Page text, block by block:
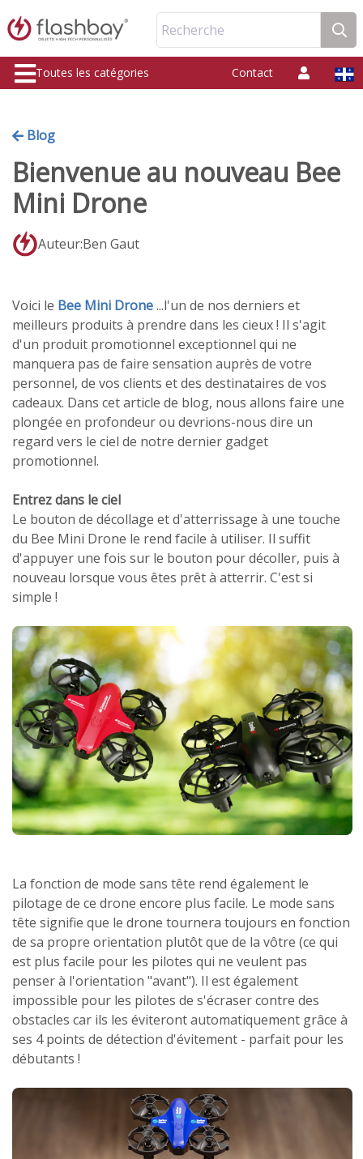
Recherche
Toutes les catégories Contact
Blog
Bienvenue au nouveau Bee
Mini Drone
Auteur:Ben Gaut
Voici le Bee Mini Drone...l'un de nos derniers et
meilleurs produits à prendre dans les cieux ! Il s'agit
d'un produit promotionnel exceptionnel qui ne
manquera pas de faire sensation auprès de votre
personnel, de vos clients et des destinataires de vos
cadeaux. Dans cet article de blog, nous allons faire une
plongée en profondeur ou devrions-nous dire un
regard vers le ciel de notre dernier gadget
promotionnel.
Entrez dans le ciel
Le bouton de décollage et d'atterrissage à une touche
du Bee Mini Drone le rend facile à utiliser. Il suffit
d'appuyer une fois sur le bouton pour décoller, puis à
nouveau lorsque vous êtes prêt à atterrir. C'est si
simple !
La fonction de mode sans tête rend également le
pilotage de ce drone encore plus facile. Le mode sans
tête signifie que le drone tournera toujours en fonction
de sa propre orientation plutôt que de la vôtre (ce qui
est plus facile pour les pilotes qui ne veulent pas
penser à l'orientation "avant"). Il est également
impossible pour les pilotes de s'écraser contre des
obstacles car ils les éviteront automatiquement grâce à
ses 4 points de détection d'évitement - parfait pour les
débutants !